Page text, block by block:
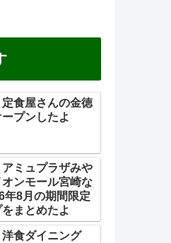
定食屋さんの金徳
プンしたよ
アミュプラザみや
オンモール宮崎な
年8月の期間限定
まとめたよ
洋食ダイニング